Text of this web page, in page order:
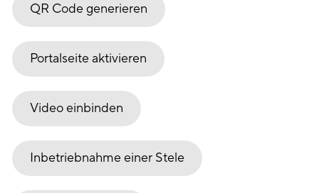
QR Code generieren
Portalseite aktivieren
Video einbinden
Inbetriebnahme einer Stele